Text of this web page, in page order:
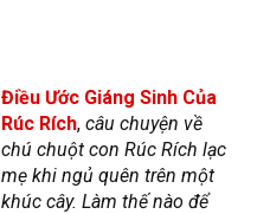
Điều Ước Giáng Sinh Của
Rúc Rích, câu chuyện về
chú chuột con Rúc Rích lạc
mẹ khi ngủ quên trên một
khúc cây. Làm thế nào để